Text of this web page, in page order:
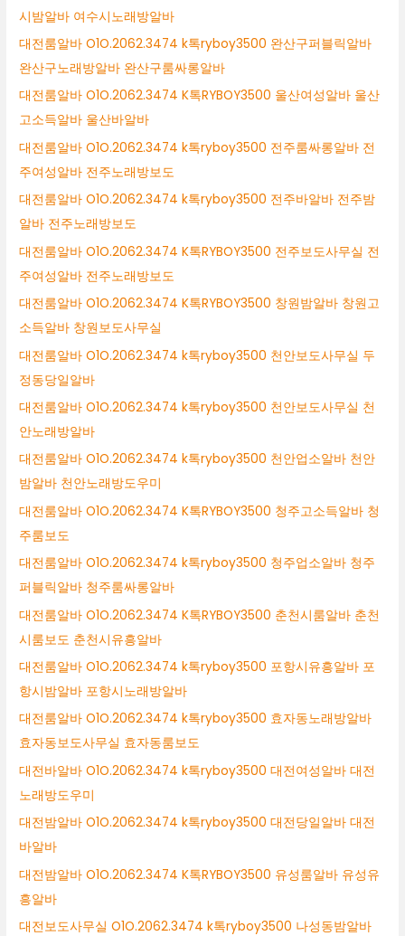
시밤알바 여수시노래방알바
대전룸알바 O1O.2062.3474 k톡ryboy3500 완산구퍼블릭알바
완산구노래방알바 완산구룸싸롱알바
대전룸알바 O1O.2062.3474 K톡RYBOY3500 울산여성알바 울산
고소득알바 울산바알바
대전룸알바 O1O.2062.3474 k톡ryboy3500 전주룸싸롱알바 전
주여성알바 전주노래방보도
대전룸알바 O1O.2062.3474 k톡ryboy3500 전주바알바 전주밤
알바 전주노래방보도
대전룸알바 O1O.2062.3474 K톡RYBOY3500 전주보도사무실 전
주여성알바 전주노래방보도
대전룸알바 O1O.2062.3474 K톡RYBOY3500 창원밤알바 창원고
소득알바 창원보도사무실
대전룸알바 O1O.2062.3474 k톡ryboy3500 천안보도사무실 두
정동당일알바
대전룸알바 O1O.2062.3474 k톡ryboy3500 천안보도사무실 천
안노래방알바
대전룸알바 O1O.2062.3474 k톡ryboy3500 천안업소알바 천안
밤알바 천안노래방도우미
대전룸알바 O1O.2062.3474 K톡RYBOY3500 청주고소득알바 청
주룸보도
대전룸알바 O1O.2062.3474 k톡ryboy3500 청주업소알바 청주
퍼블릭알바 청주룸싸롱알바
대전룸알바 O1O.2062.3474 K톡RYBOY3500 춘천시룸알바 춘천
시룸보도 춘천시유흥알바
대전룸알바 O1O.2062.3474 k톡ryboy3500 포항시유흥알바 포
항시밤알바 포항시노래방알바
대전룸알바 O1O.2062.3474 k톡ryboy3500 효자동노래방알바
효자동보도사무실 효자동룸보도
대전바알바 O1O.2062.3474 k톡ryboy3500 대전여성알바 대전
노래방도우미
대전밤알바 O1O.2062.3474 k톡ryboy3500 대전당일알바 대전
바알바
대전밤알바 O1O.2062.3474 K톡RYBOY3500 유성룸알바 유성유
흥알바
대전보도사무실 O1O.2062.3474 k톡ryboy3500 나성동밤알바